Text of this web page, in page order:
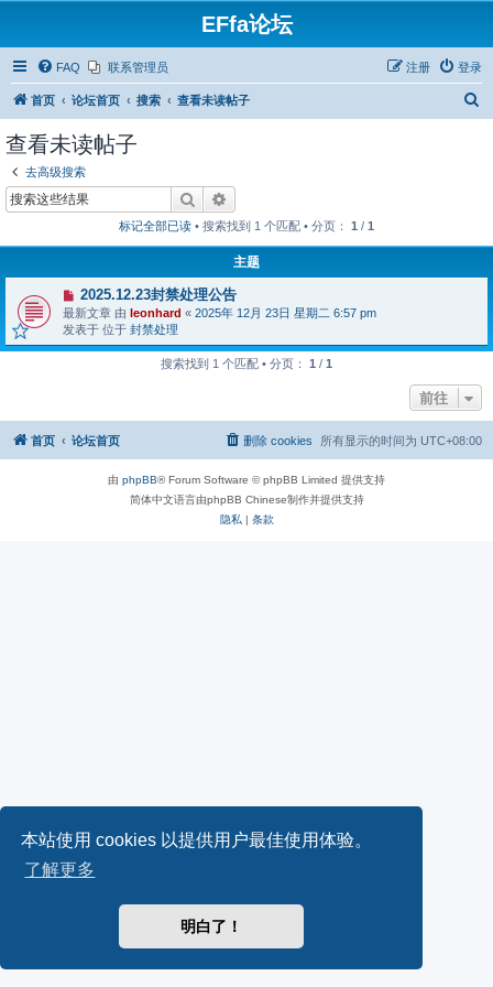
本站使用 cookies 以提供用户最佳使用体验。
了解更多
明白了！
EFfa论坛
FAQ 联系管理员 登录
注册
首页 论坛首页 搜索 查看未读帖子
查看未读帖子
去高级搜索
搜索
标记全部已读 • 搜索找到 1 个匹配 • 分页： 1 / 1
主题
有
新
帖
2025.12.23封禁处理公告
最新文章 由 leonhard « 2025年 12月 23日 星期二 6:57 pm
发表于 位于 封禁处理
搜索找到 1 个匹配 • 分页： 1 / 1
前往
首页 论坛首页 所有显示的时间为 UTC+08:00
删除 cookies
由 phpBB® Forum Software © phpBB Limited 提供支持
简体中文语言由phpBB Chinese制作并提供支持
隐私 | 条款